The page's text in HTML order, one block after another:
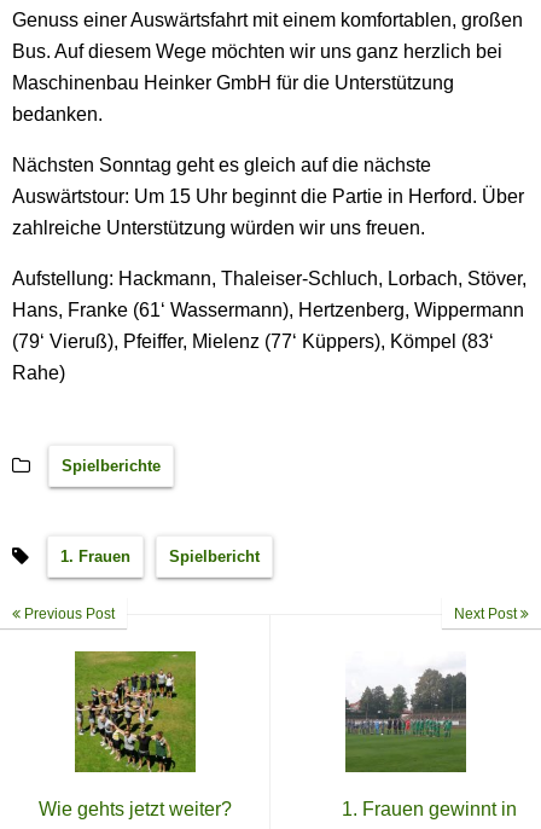
Genuss einer Auswärtsfahrt mit einem komfortablen, großen
Bus. Auf diesem Wege möchten wir uns ganz herzlich bei
Maschinenbau Heinker GmbH für die Unterstützung
bedanken.
Nächsten Sonntag geht es gleich auf die nächste
Auswärtstour: Um 15 Uhr beginnt die Partie in Herford. Über
zahlreiche Unterstützung würden wir uns freuen.
Aufstellung: Hackmann, Thaleiser-Schluch, Lorbach, Stöver,
Hans, Franke (61‘ Wassermann), Hertzenberg, Wippermann
(79‘ Vieruß), Pfeiffer, Mielenz (77‘ Küppers), Kömpel (83‘
Rahe)
Spielberichte
1. Frauen Spielbericht
Previous Post
Wie gehts jetzt weiter?
Next Post
1. Frauen gewinnt in